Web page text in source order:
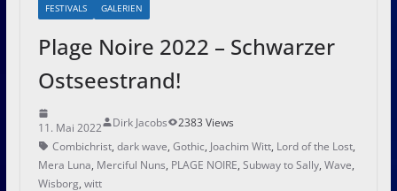
FESTIVALS GALERIEN
Plage Noire 2022 – Schwarzer
Ostseestrand!
11. Mai 2022 Dirk Jacobs
2383 Views
Combichrist, dark wave, Gothic, Joachim Witt, Lord of the Lost,
Mera Luna, Merciful Nuns, PLAGE NOIRE, Subway to Sally, Wave,
Wisborg, witt